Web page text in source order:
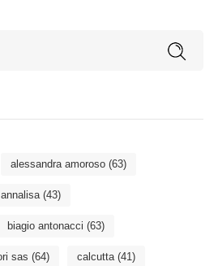
alessandra amoroso(63)
annalisa(43)
biagio antonacci (63)
sas (64) calcutta(41)